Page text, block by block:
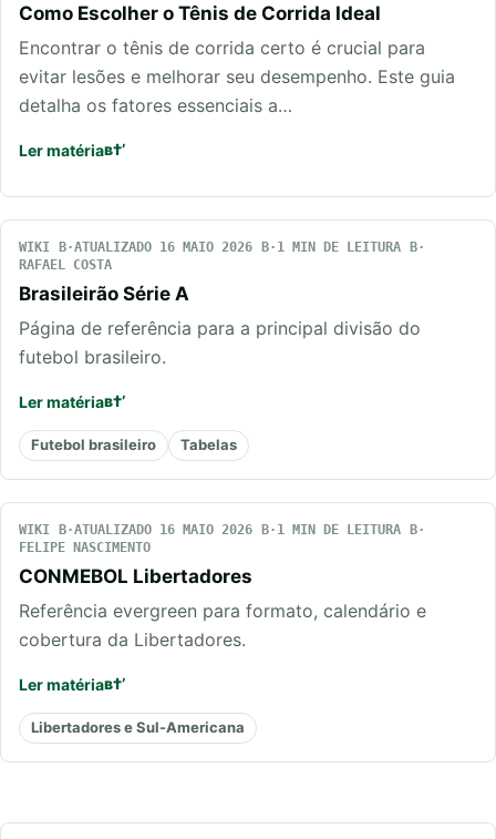
Como Escolher o Tênis de Corrida Ideal
Encontrar o tênis de corrida certo é crucial para
evitar lesões e melhorar seu desempenho. Este guia
detalha os fatores essenciais a…
Ler matéria
WIKI ATUALIZADO 16 MAIO 2026
1 MIN DE LEITURA
RAFAEL COSTA
Brasileirão Série A
Página de referência para a principal divisão do
futebol brasileiro.
Ler matéria
Futebol brasileiro Tabelas
WIKI ATUALIZADO 16 MAIO 2026
1 MIN DE LEITURA
FELIPE NASCIMENTO
CONMEBOL Libertadores
Referência evergreen para formato, calendário e
cobertura da Libertadores.
Ler matéria
Libertadores e Sul-Americana